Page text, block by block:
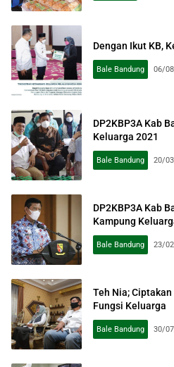
Dengan Ikut KB,
Bale Bandung 06/
DP2KBP3A Kab
Keluarga 2021
Bale Bandung 20/
DP2KBP3A Kab
Kampung
Bale Bandung 23/
Teh Nia;
Fungsi Keluarga
Bale Bandung 30/